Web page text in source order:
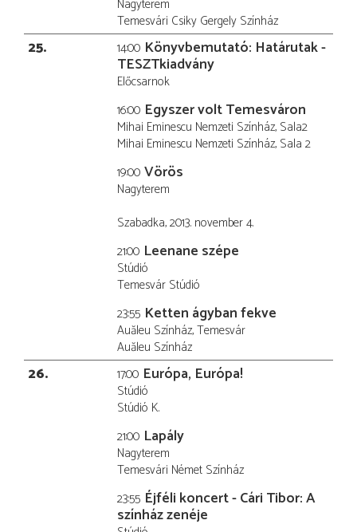
Nagyterem
Temesvári Csiky Gergely Színház
25 14:00 Könyvbemutató: Határutak -
TESZTkiadvány
Előcsarnok
16:00 Egyszer volt Temesváron
Mihai Eminescu Nemzeti Színház, Sala2
Mihai Eminescu Nemzeti Színház, Sala 2
19:00 Vörös
Nagyterem
Szabadka, 2013. november 4.
21:00 Leenane szépe
Stúdió
Temesvár Stúdió
23:55 Ketten ágyban fekve
Auăleu Színház, Temesvár
Auăleu Színház
26 17:00 Európa, Európa!
Stúdió
Stúdió K.
21:00 Lapály
Nagyterem
Temesvári Német Színház
23:55 Éjféli koncert - Cári Tibor: A
színház zenéje